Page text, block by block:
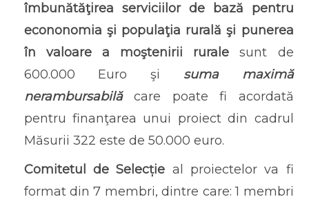
îmbunătăţirea serviciilor de bază pentru
econonomia şi populaţia rurală şi punerea
în valoare a moştenirii rurale sunt de
600.000 Euro şi suma maximă
nerambursabilăcare poate fi acordată
pentru finanţarea unui proiect din cadrul
Măsurii 322 este de 50.000 euro.
Comitetul de Selecție al proiectelor va fi
format din 7 membri, dintre care: 1 membri